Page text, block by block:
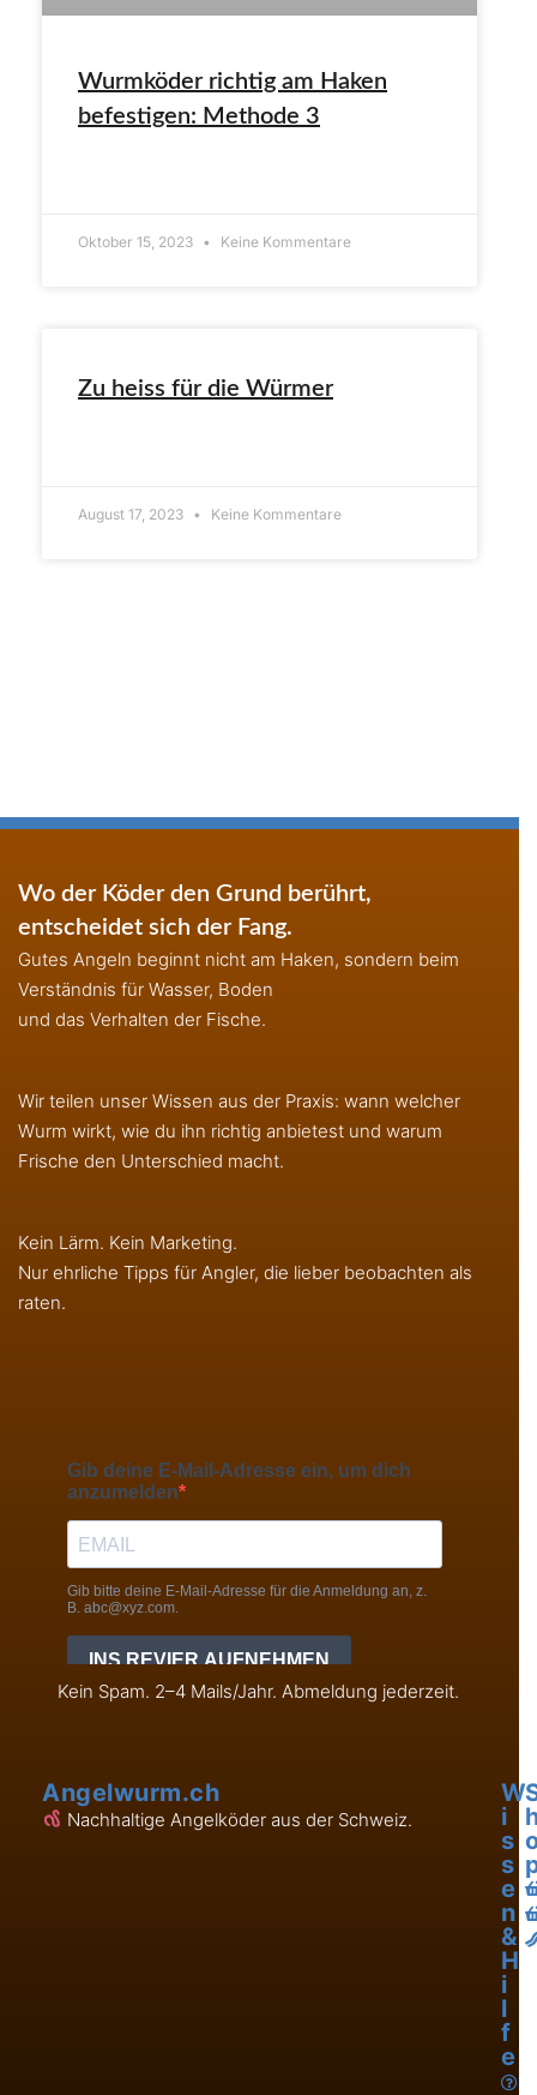
Wurmköder richtig am Haken
befestigen: Methode 3
Oktober 15, 2023 Keine Kommentare
Zu heiss für die Würmer
August 17, 2023 Keine Kommentare
Wo der Köder den Grund berührt,
entscheidet sich der Fang.
Gutes Angeln beginnt nicht am Haken, sondern beim
Verständnis für Wasser, Boden
und das Verhalten der Fische.
Wir teilen unser Wissen aus der Praxis: wann welcher
Wurm wirkt, wie du ihn richtig anbietest und warum
Frische den Unterschied macht.
Kein Lärm. Kein Marketing.
Nur ehrliche Tipps für Angler, die lieber beobachten als
raten.
Kein Spam. 2–4 Mails/Jahr. Abmeldung jederzeit.
Angelwurm.ch
Nachhaltige Angelköder aus der Schweiz.
W
i
s
s
e
n
&
H
i
l
f
e